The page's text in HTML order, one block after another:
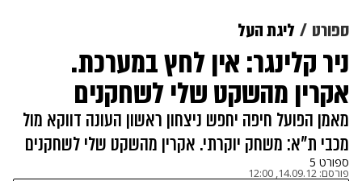
ספורט ליגת העל
ניר קלינגר: אין לחץ במערכת.
אקרין מהשקט שלי לשחקנים
מאמן הפועל חיפה יחפש ניצחון ראשון העונה דווקא מול
מכבי ת"א: משחק יוקרתי. אקרין מהשקט שלי לשחקנים
ספורט 5
פורסם: 14.09.12, 12:00